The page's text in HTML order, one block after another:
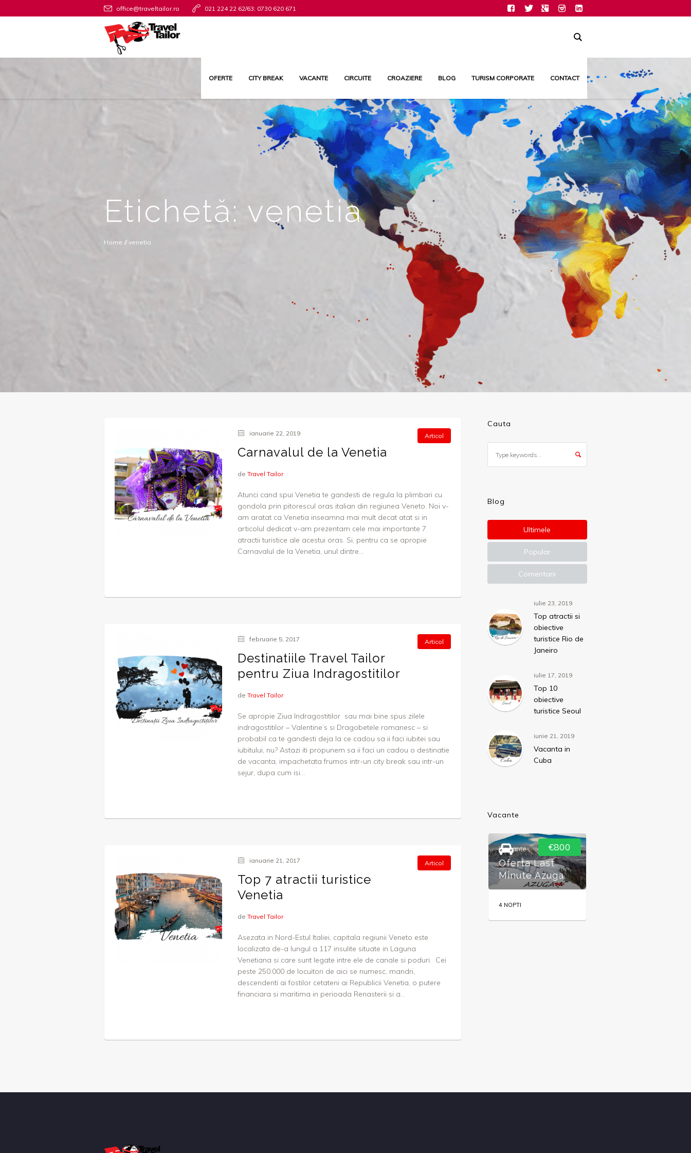
office@traveltailor.ro 021 224 22 62/63; 0730 620 671
OFERTE CITY BREAK VACANTE CIRCUITE CROAZIERE BLOG TURISM CORPORATE CONTACT
Etichetă: venetia
Home //venetia
Articol
ianuarie 22, 2019
Carnavalul de la Venetia
deTravel Tailor
Atunci cand spui Venetia te gandesti de regula la plimbari cu
gondola prin pitorescul oras italian din regiunea Veneto. Noi v-
am aratat ca Venetia inseamna mai mult decat atat si in
articolul dedicat v-am prezentam cele mai importante 7
atractii turistice ale acestui oras. Si, pentru ca se apropie
Carnavalul de la Venetia, unul dintre...
Articol
februarie 5, 2017
Destinatiile Travel Tailor
pentru Ziua Indragostitilor
deTravel Tailor
Se apropie Ziua Indragostitilor sau mai bine spus zilele
indragostitilor – Valentine’s si Dragobetele romanesc – si
probabil ca te gandesti deja la ce cadou sa ii faci iubitei sau
iubitului, nu? Astazi iti propunem sa ii faci un cadou o destinatie
de vacanta, impachetata frumos intr-un city break sau intr-un
sejur, dupa cum isi...
Articol
ianuarie 21, 2017
Top 7 atractii turistice
Venetia
deTravel Tailor
Asezata in Nord-Estul Italiei, capitala regiunii Veneto este
localizata de-a lungul a 117 insulite situate in Laguna
Venetiana si care sunt legate intre ele de canale si poduri. Cei
peste 250.000 de locuitori de aici se numesc, mandri,
descendenti ai fostilor cetateni ai Republicii Venetia, o putere
financiara si maritima in perioada Renasterii si a...
Cauta
Blog
Ultimele
Popular
Comentarii
iulie 23, 2019
Top atractii si
obiective
turistice Rio de
Janeiro
iulie 17, 2019
Top 10
obiective
turistice Seoul
iunie 21, 2019
Vacanta in
Cuba
Vacante
€800
Vacante
Oferta Last
Minute Azuga
4 NOPTI